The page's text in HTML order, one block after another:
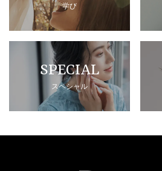
学び
SPECIAL
スペシャル